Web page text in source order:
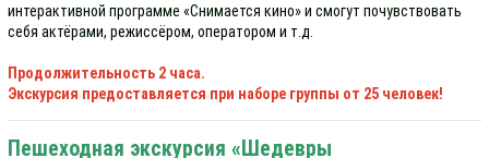
интерактивной программе «Снимается кино» и смогут почувствовать
себя актёрами, режиссёром, оператором и т.д.
Продолжительность 2 часа.
Экскурсия предоставляется при наборе группы от 25 человек!
Пешеходная экскурсия «Шедевры